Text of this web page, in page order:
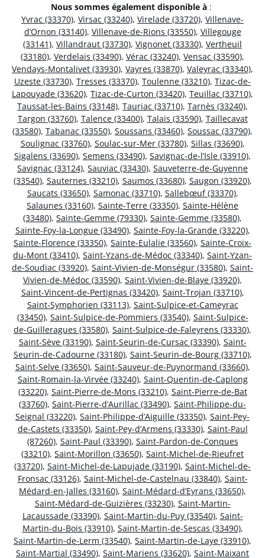
Nous sommes également disponible à :
Yvrac (33370), Virsac (33240), Virelade (33720), Villenave-
d’Ornon (33140), Villenave-de-Rions (33550), Villegouge
(33141), Villandraut (33730), Vignonet (33330), Vertheuil
(33180), Verdelais (33490), Vérac (33240), Vensac (33590),
Vendays-Montalivet (33930), Vayres (33870), Valeyrac (33340),
Uzeste (33730), Tresses (33370), Toulenne (33210), Tizac-de-
Lapouyade (33620), Tizac-de-Curton (33420), Teuillac (33710),
Taussat-les-Bains (33148), Tauriac (33710), Tarnès (33240),
Targon (33760), Talence (33400), Talais (33590), Taillecavat
(33580), Tabanac (33550), Soussans (33460), Soussac (33790),
Soulignac (33760), Soulac-sur-Mer (33780), Sillas (33690),
Sigalens (33690), Semens (33490), Savignac-de-l’Isle (33910),
Savignac (33124), Sauviac (33430), Sauveterre-de-Guyenne
(33540), Sauternes (33210), Saumos (33680), Saugon (33920),
Saucats (33650), Samonac (33710), Sallebœuf (33370),
Salaunes (33160), Sainte-Terre (33350), Sainte-Hélène
(33480), Sainte-Gemme (79330), Sainte-Gemme (33580),
Sainte-Foy-la-Longue (33490), Sainte-Foy-la-Grande (33220),
Sainte-Florence (33350), Sainte-Eulalie (33560), Sainte-Croix-
du-Mont (33410), Saint-Yzans-de-Médoc (33340), Saint-Yzan-
de-Soudiac (33920), Saint-Vivien-de-Monségur (33580), Saint-
Vivien-de-Médoc (33590), Saint-Vivien-de-Blaye (33920),
Saint-Vincent-de-Pertignas (33420), Saint-Trojan (33710),
Saint-Symphorien (33113), Saint-Sulpice-et-Cameyrac
(33450), Saint-Sulpice-de-Pommiers (33540), Saint-Sulpice-
de-Guilleragues (33580), Saint-Sulpice-de-Faleyrens (33330),
Saint-Sève (33190), Saint-Seurin-de-Cursac (33390), Saint-
Seurin-de-Cadourne (33180), Saint-Seurin-de-Bourg (33710),
Saint-Selve (33650), Saint-Sauveur-de-Puynormand (33660),
Saint-Romain-la-Virvée (33240), Saint-Quentin-de-Caplong
(33220), Saint-Pierre-de-Mons (33210), Saint-Pierre-de-Bat
(33760), Saint-Pierre-d’Aurillac (33490), Saint-Philippe-du-
Seignal (33220), Saint-Philippe-d’Aiguille (33350), Saint-Pey-
de-Castets (33350), Saint-Pey-d’Armens (33330), Saint-Paul
(87260), Saint-Paul (33390), Saint-Pardon-de-Conques
(33210), Saint-Morillon (33650), Saint-Michel-de-Rieufret
(33720), Saint-Michel-de-Lapujade (33190), Saint-Michel-de-
Fronsac (33126), Saint-Michel-de-Castelnau (33840), Saint-
Médard-en-Jalles (33160), Saint-Médard-d’Eyrans (33650),
Saint-Médard-de-Guizières (33230), Saint-Martin-
Lacaussade (33390), Saint-Martin-du-Puy (33540), Saint-
Martin-du-Bois (33910), Saint-Martin-de-Sescas (33490),
Saint-Martin-de-Lerm (33540), Saint-Martin-de-Laye (33910),
Saint-Martial (33490), Saint-Mariens (33620), Saint-Maixant